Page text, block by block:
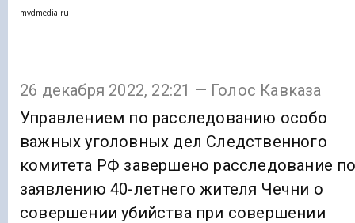
mvdmedia.ru
26 декабря 2022, 22:21 — Голос Кавказа
Управлением по расследованию особо
важных уголовных дел Следственного
комитета РФ завершено расследование
заявлению 40-летнего жителя Чечни о
совершении убийства при совершении